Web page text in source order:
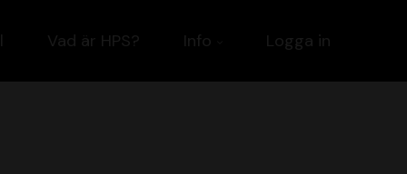
Vad är HPS? Info Logga in